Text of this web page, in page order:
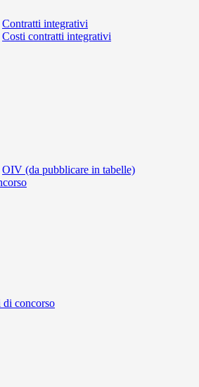
Contratti integrativi
Costi contratti integrativi
OIV (da pubblicare in tabelle)
di concorso